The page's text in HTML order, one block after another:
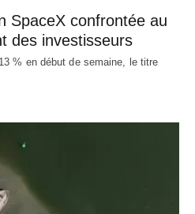
SpaceX confrontée au
des investisseurs
% en début de semaine, le titre